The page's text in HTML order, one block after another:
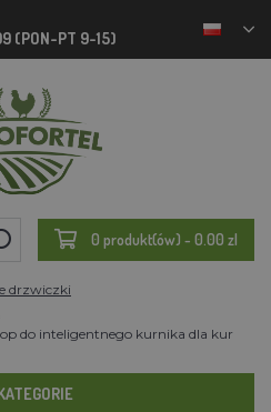
(PON-PT 9-15)
0 produkt(ów) - 0.00 zl
drzwiczki
do inteligentnego kurnika dla kur